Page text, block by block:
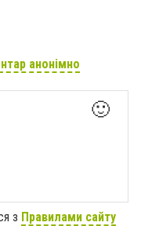
анонімно
🙂
з Правилами сайту